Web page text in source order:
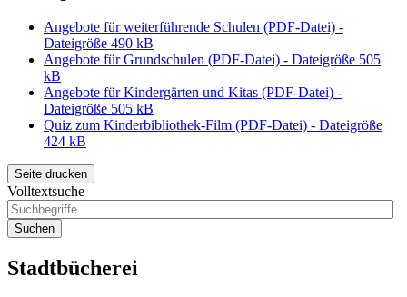
Angebote für weiterführende Schulen (PDF-Datei) -
Dateigröße 490 kB
Angebote für Grundschulen (PDF-Datei) - Dateigröße 505
kB
Angebote für Kindergärten und Kitas (PDF-Datei) -
Dateigröße 505 kB
Quiz zum Kinderbibliothek-Film (PDF-Datei) - Dateigröße
424 kB
Seite drucken
Volltextsuche
Suchen
Stadtbücherei